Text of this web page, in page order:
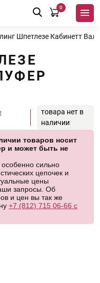
0
Шпетлезе Кабинетт
товара нет в
наличии
товаров носит
и может быть не
сильно
цепочек и
цены
запросы. Об
и цен вы так же
+7 (812) 715 06-66 с